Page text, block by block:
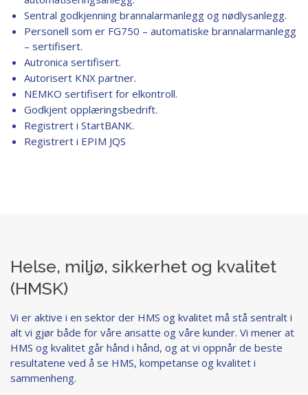
Sentral godkjenning brannalarmanlegg og nødlysanlegg.
Personell som er FG750 – automatiske brannalarmanlegg
– sertifisert.
Autronica sertifisert.
Autorisert KNX partner.
NEMKO sertifisert for elkontroll.
Godkjent opplæringsbedrift.
Registrert i StartBANK.
Registrert i EPIM JQS
Helse, miljø, sikkerhet og kvalitet
(HMSK)
Vi er aktive i en sektor der HMS og kvalitet må stå sentralt i
alt vi gjør både for våre ansatte og våre kunder. Vi mener at
HMS og kvalitet går hånd i hånd, og at vi oppnår de beste
resultatene ved å se HMS, kompetanse og kvalitet i
sammenheng.